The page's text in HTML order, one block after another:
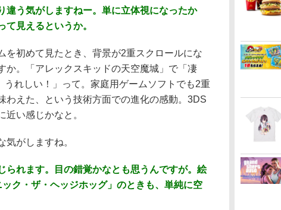
違う気がしますねー。単に立体視になったか
て見えるというか。
を初めて見たとき、背景が2重スクロールにな
か。「アレックスキッドの天空魔城」で「凄
うれしい！」って。家庭用ゲームソフトでも2重
わえた、という技術方面での進化の感動。3DS
い感じかなと。
気がしますね。
られます。目の錯覚かなとも思うんですが。絵
ク・ザ・ヘッジホッグ」のときも、単純に空